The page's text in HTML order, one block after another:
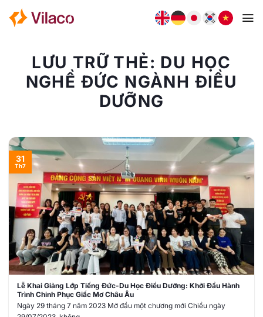
qua
LƯU TRỮ THẺ: DU HỌC
NGHỀ ĐỨC NGÀNH ĐIỀU
DƯỠNG
Lễ Khai Giảng Lớp Tiếng Đức-Du Học Điều Dưỡng: Khởi Đầu Hành
Trình Chinh Phục Giấc Mơ Châu Âu
Ngày 29 tháng 7 năm 2023 Mở đầu một chương mới Chiều ngày
31
Th7